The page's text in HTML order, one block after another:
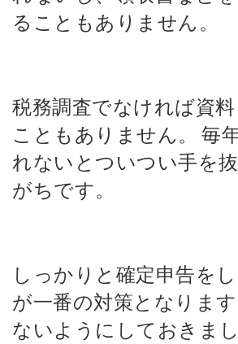
ることもありません。
税務調査でなければ資
こともありません。 毎
れないとついつい手を
がちです。
しっかりと確定申告を
が一番の対策となります
ないようにしておきまし